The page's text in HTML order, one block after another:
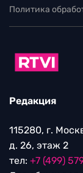
Политика
Редакция
115280, г.
д. 26, этаж 2
тел: +7 (499)